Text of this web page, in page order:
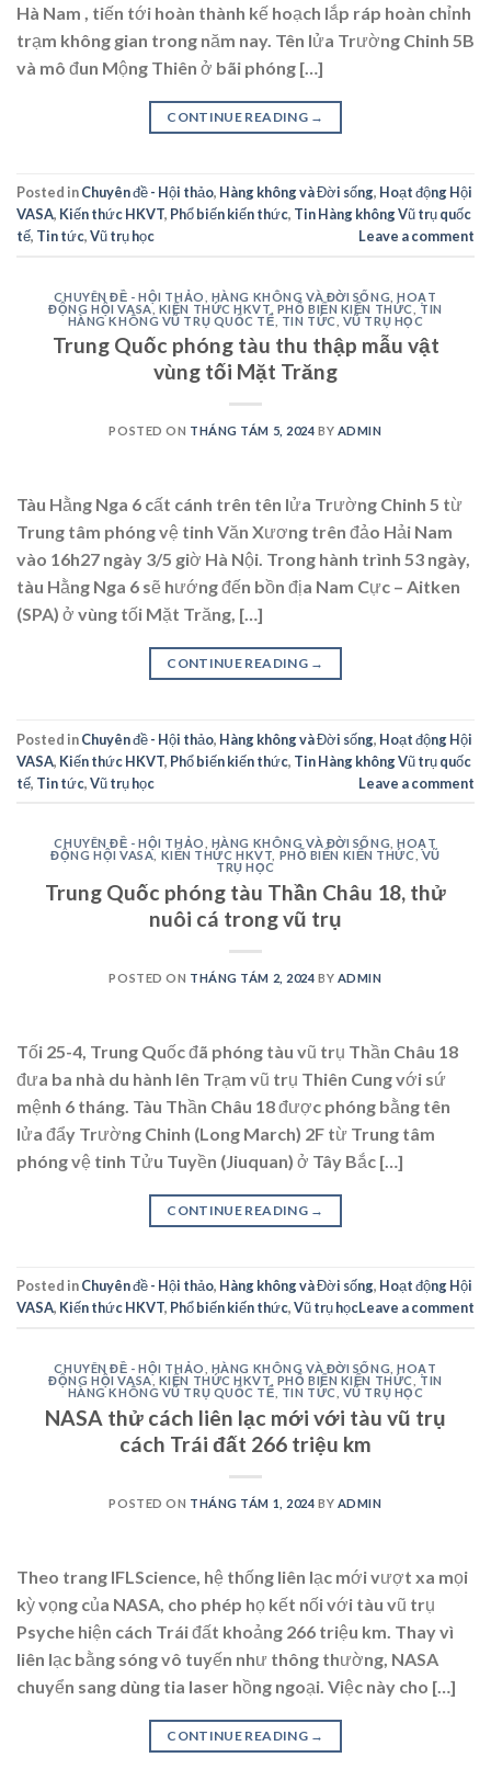
Hà Nam , tiến tới hoàn thành kế hoạch lắp ráp hoàn chỉnh
trạm không gian trong năm nay. Tên lửa Trường Chinh 5B
và mô đun Mộng Thiên ở bãi phóng […]
CONTINUE READING →
Posted inChuyên đề - Hội thảo, Hàng không và Đời sống, Hoạt động Hội
VASA, Kiến thức HKVT, Phổ biến kiến thức, Tin Hàng không Vũ trụ quốc
tế, Tin tức,Vũ trụ học Leave a comment
CHUYÊN ĐỀ - HỘI THẢO HÀNG KHÔNG VÀ ĐỜI SỐNG ,HOẠT
ĐỘNG HỘI VASA, KIẾN THỨC HKVT PHỔ BIẾN KIẾN THỨC
TIN
HÀNG KHÔNG VŨ TRỤ QUỐC TẾ
TIN TỨC VŨ TRỤ HỌC
Trung Quốc phóng tàu thu thập mẫu vật
vùng tối Mặt Trăng
POSTED ON THÁNG TÁM 5, 2024 BY ADMIN
Tàu Hằng Nga 6 cất cánh trên tên lửa Trường Chinh 5 từ
Trung tâm phóng vệ tinh Văn Xương trên đảo Hải Nam
vào 16h27 ngày 3/5 giờ Hà Nội. Trong hành trình 53 ngày,
tàu Hằng Nga 6 sẽ hướng đến bồn địa Nam Cực – Aitken
(SPA) ở vùng tối Mặt Trăng, […]
CONTINUE READING →
Posted inChuyên đề - Hội thảo, Hàng không và Đời sống, Hoạt động Hội
VASA, Kiến thức HKVT, Phổ biến kiến thức, Tin Hàng không Vũ trụ quốc
tế, Tin tức,Vũ trụ học Leave a comment
CHUYÊN ĐỀ - HỘI THẢO HÀNG KHÔNG VÀ ĐỜI SỐNG ,HOẠT
ĐỘNG HỘI VASA KIẾN THỨC HKVT PHỔ BIẾN KIẾN THỨC
VŨ
TRỤ HỌC
Trung Quốc phóng tàu Thần Châu 18, thử
nuôi cá trong vũ trụ
POSTED ON THÁNG TÁM 2, 2024 BY ADMIN
Tối 25-4, Trung Quốc đã phóng tàu vũ trụ Thần Châu 18
đưa ba nhà du hành lên Trạm vũ trụ Thiên Cung với sứ
mệnh 6 tháng. Tàu Thần Châu 18 được phóng bằng tên
lửa đẩy Trường Chinh (Long March) 2F từ Trung tâm
phóng vệ tinh Tửu Tuyền (Jiuquan) ở Tây Bắc […]
CONTINUE READING →
Posted inChuyên đề - Hội thảo, Hàng không và Đời sống, Hoạt động Hội
VASA, Kiến thức HKVT, Phổ biến kiến thức,Vũ trụ họcLeave a comment
CHUYÊN ĐỀ - HỘI THẢO HÀNG KHÔNG VÀ ĐỜI SỐNG ,HOẠT
ĐỘNG HỘI VASA KIẾN THỨC HKVT PHỔ BIẾN KIẾN THỨC
TIN
HÀNG KHÔNG VŨ TRỤ QUỐC TẾ
TIN TỨC VŨ TRỤ HỌC
NASA thử cách liên lạc mới với tàu vũ trụ
cách Trái đất 266 triệu km
POSTED ON THÁNG TÁM 1, 2024 BY ADMIN
Theo trang IFLScience, hệ thống liên lạc mới vượt xa mọi
kỳ vọng của NASA, cho phép họ kết nối với tàu vũ trụ
Psyche hiện cách Trái đất khoảng 266 triệu km. Thay vì
liên lạc bằng sóng vô tuyến như thông thường, NASA
chuyển sang dùng tia laser hồng ngoại. Việc này cho […]
CONTINUE READING →